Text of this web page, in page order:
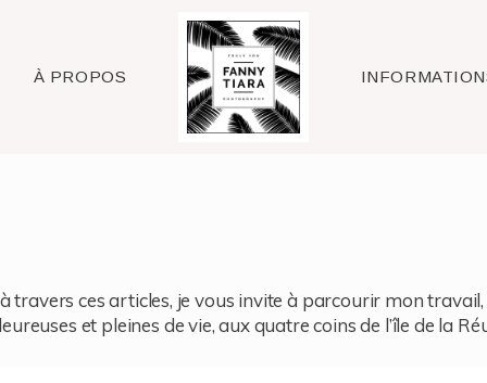
À PROPOS Raleigh
ces articles, je vous invite à parcourir mon travail,
et pleines de vie, aux quatre coins de l’île de la